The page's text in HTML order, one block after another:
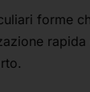
forme